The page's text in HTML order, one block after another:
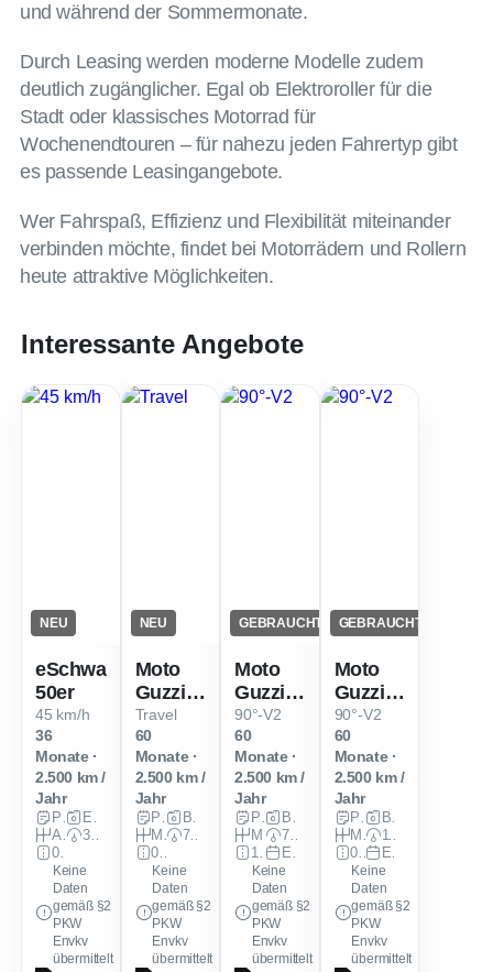
und während der Sommermonate.
Durch Leasing werden moderne Modelle zudem
deutlich zugänglicher. Egal ob Elektroroller für die
Stadt oder klassisches Motorrad für
Wochenendtouren – für nahezu jeden Fahrertyp gibt
es passende Leasingangebote.
Wer Fahrspaß, Effizienz und Flexibilität miteinander
verbinden möchte, findet bei Motorrädern und Rollern
heute attraktive Möglichkeiten.
Interessante Angebote
NEU
eSchwalbe
50er
45 km/h
36
Monate ·
2.500 km /
Jahr
Privat
Elektro
Automatik
3 PS (2 kW)
0 km
Keine
Daten
gemäß §2
PKW
Envkv
übermittelt
NEU
Moto
Guzzi
V85 TT
Travel
60
Monate ·
2.500 km /
Jahr
Privat
Benzin
Manuell
76 PS (56 kW)
0 km
Keine
Daten
gemäß §2
PKW
Envkv
übermittelt
GEBRAUCHT
Moto
Guzzi
V85 TT
90°-V2
60
Monate ·
2.500 km /
Jahr
Privat
Benzin
Manuell
76 PS (56 kW)
100 km
EZ: Nov. 2025
Keine
Daten
gemäß §2
PKW
Envkv
übermittelt
GEBRAUCHT
Moto
Guzzi
Stelvio
90°-V2
60
Monate ·
2.500 km /
Jahr
Privat
Benzin
Manuell
115 PS (85 kW)
0 km
EZ: Nov. 2025
Keine
Daten
gemäß §2
PKW
Envkv
übermittelt